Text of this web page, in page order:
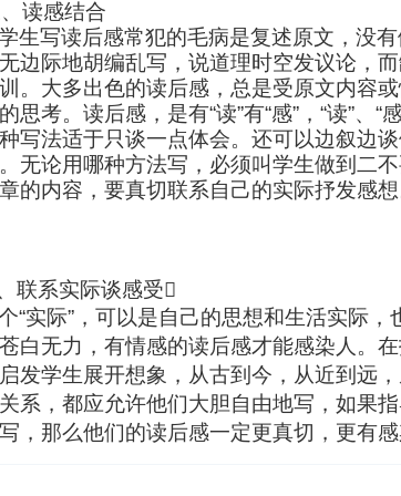
感结合
生写读后感常犯的毛病是复述原文，没
边际地胡编乱写，说道理时空发议论，
。大多出色的读后感，总是受原文内容
思考。读后感，是有“读”有“感” ， “读”、 “
写法适于只谈一点体会。还可以边叙边谈
无论用哪种方法写，必须叫学生做到二
的内容，要真切联系自己的实际抒发感想
系实际谈感受
“实际”，可以是自己的思想和生活实际
白无力，有情感的读后感才能感染人。
发学生展开想象，从古到今，从近到远
系，都应允许他们大胆自由地写，如果
，那么他们的读后感一定更真切，更有感